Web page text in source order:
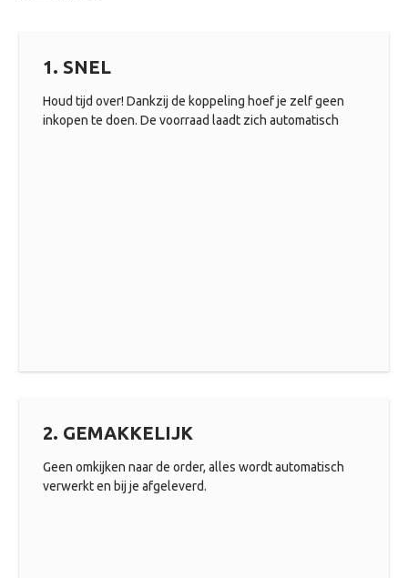
1. SNEL
Houd tijd over! Dankzij de koppeling hoef je zelf geen
inkopen te doen. De voorraad laadt zich automatisch
2. GEMAKKELIJK
Geen omkijken naar de order, alles wordt automatisch
verwerkt en bij je afgeleverd.